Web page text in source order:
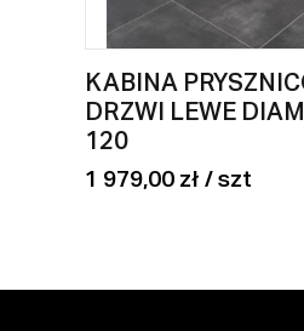
KABINA
DRZWI LEWE
120
1 979,00 zł / szt